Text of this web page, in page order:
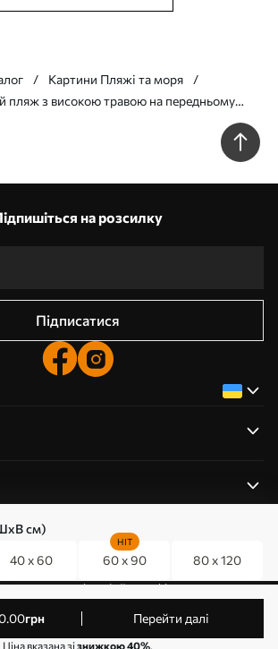
см)
40 x 60 60 x 90
HIT
80 x 120
.00грн Перейти далі
Ціна вказана зізнижкою 40%.
Картини Пляжі та моря
пляж з високою травою на передньому
і хмарне небо на задньому плані Арт.
на розсилку
Підписатися
0800357223
дозволів на файли cookie
holst. Усі права захищені. Власник:
Код ЄДРПОУ: 31780602.